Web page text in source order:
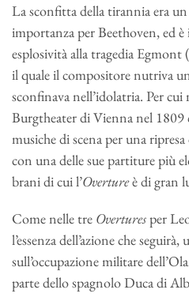
La sconfitta della tirannia era
importanza per Beethoven, ed
esplosività alla tragedia
il quale il compositore nutriva
sconfinava nell’idolatria. Per
Burgtheater di Vienna nel 1809
musiche di scena per una
con una delle sue partiture più
brani di cui l’Overtureè di gran
Come nelle tre Overturesper
l’essenza dell’azione che
sull’occupazione militare
parte dello spagnolo Duca di